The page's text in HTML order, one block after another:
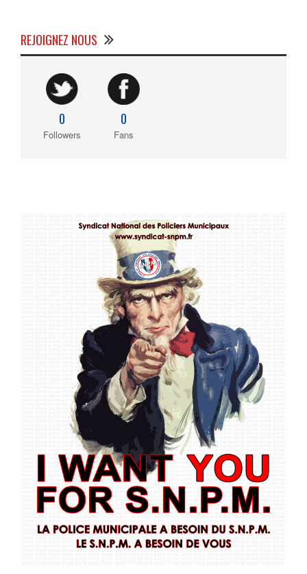
REJOIGNEZ NOUS
0
Followers
0
Fans